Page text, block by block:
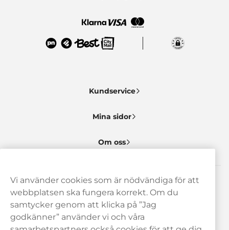
Behöver du hjälp? Kontakta oss gärna!
hej@haypp.com
08 517 910 97
Kundservice
Mina sidor
Om oss
Vi använder cookies som är nödvändiga för att
webbplatsen ska fungera korrekt. Om du
samtycker genom att klicka på ”Jag
godkänner” använder vi och våra